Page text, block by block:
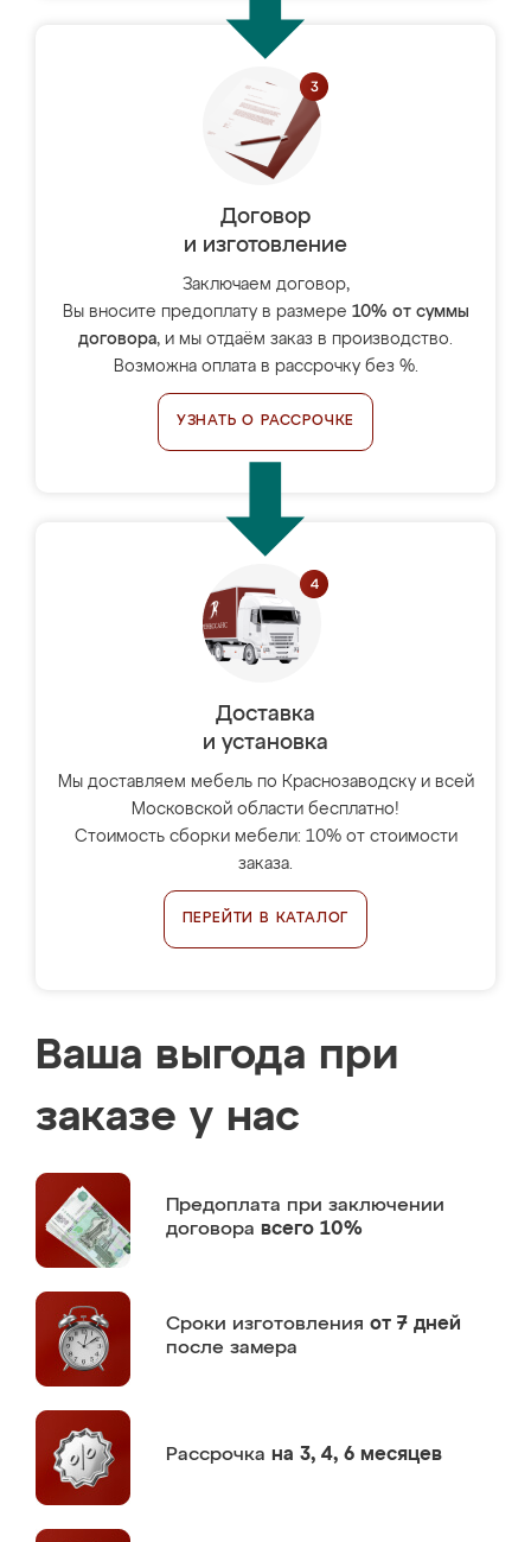
Договор
и изготовление
Заключаем договор,
Вы вносите предоплату в размере 10% от суммы
договора, и мы отдаём заказ в производство.
Возможна оплата в рассрочку без %.
УЗНАТЬ О РАССРОЧКЕ
Доставка
и установка
Мы доставляем мебель по Краснозаводску и всей
Московской области бесплатно!
Стоимость сборки мебели: 10% от стоимости
заказа.
ПЕРЕЙТИ В КАТАЛОГ
Ваша выгода при
заказе у нас
Предоплата при заключении
договора всего 10%
Сроки изготовления от 7 дней
после замера
Рассрочка на 3, 4, 6 месяцев